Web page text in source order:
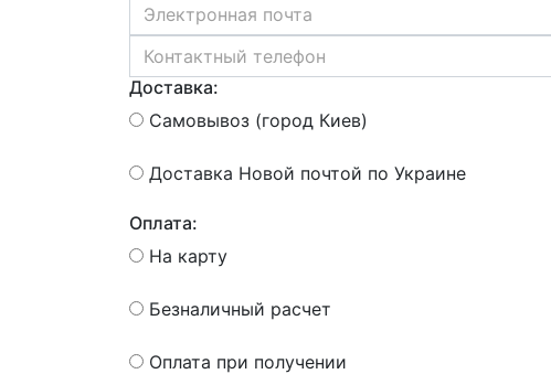
Доставка:
Самовывоз (город Киев)
Доставка Новой почтой по Украине
Оплата:
На карту
Безналичный расчет
Оплата при получении